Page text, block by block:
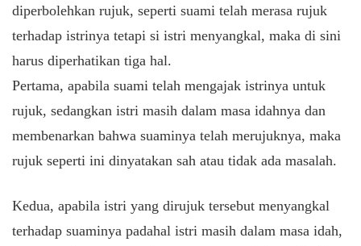
diperbolehkan rujuk, seperti suami telah merasa rujuk
terhadap istrinya tetapi si istri menyangkal, maka di sini
harus diperhatikan tiga hal.
Pertama, apabila suami telah mengajak istrinya untuk
rujuk, sedangkan istri masih dalam masa idahnya dan
membenarkan bahwa suaminya telah merujuknya, maka
rujuk seperti ini dinyatakan sah atau tidak ada masalah.
Kedua, apabila istri yang dirujuk tersebut menyangkal
terhadap suaminya padahal istri masih dalam masa idah,